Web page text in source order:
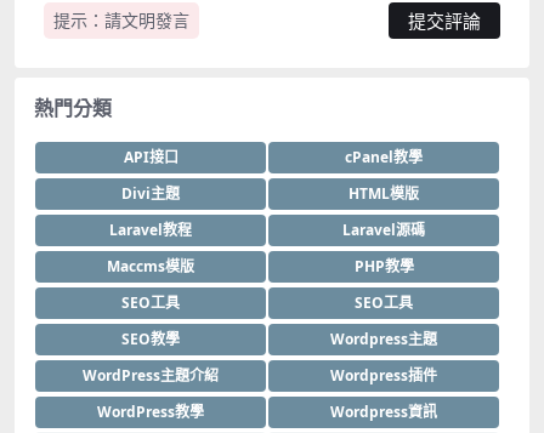
提示：請文明發言
熱門分類
API接口
cPanel教學
Divi主題
HTML模版
Laravel教程
Laravel源碼
Maccms模版
PHP教學
SEO工具
SEO工具
SEO教學
Wordpress主題
WordPress主題介紹
Wordpress插件
WordPress教學
Wordpress資訊